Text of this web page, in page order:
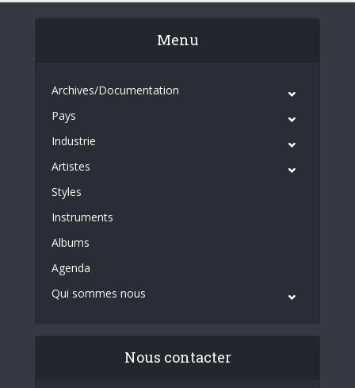
Menu
Archives/Documentation
Pays
Industrie
Artistes
Styles
Instruments
Albums
Agenda
Qui sommes nous
Nous contacter